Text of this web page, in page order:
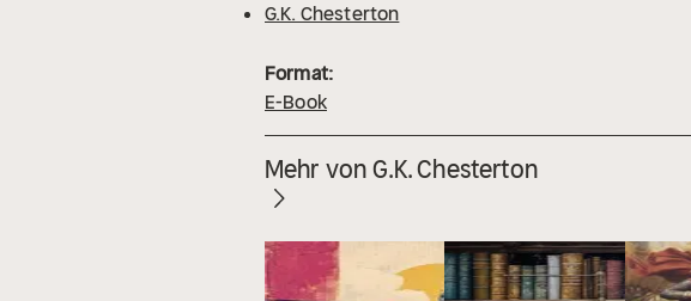
G.K. Chesterton
Format:
E-Book
Mehr von G.K. Chesterton